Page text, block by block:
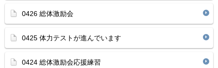
0426 総体激励会
0425 体力テストが進んでいます
0424 総体激励会応援練習